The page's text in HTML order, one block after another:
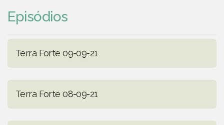
Episódios
Terra Forte 09-09-21
Terra Forte 08-09-21